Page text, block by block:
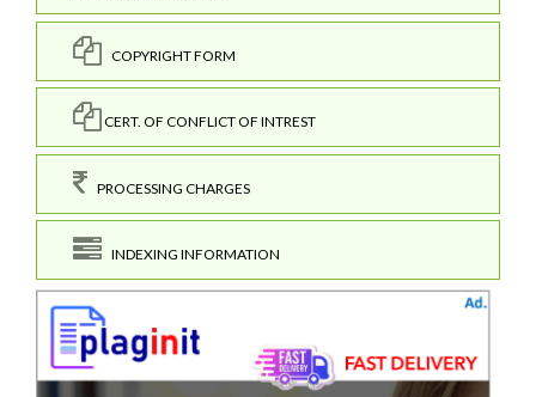
COPYRIGHT FORM
CERT. OF CONFLICT OF INTREST
PROCESSING CHARGES
INDEXING INFORMATION